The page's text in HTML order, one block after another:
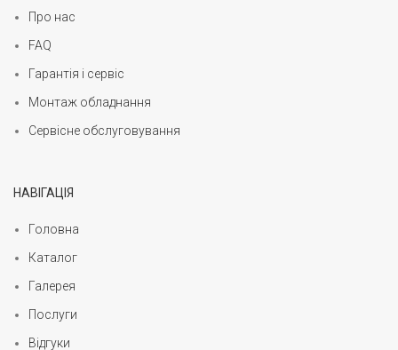
Про нас
FAQ
Гарантія і сервіс
Монтаж обладнання
Сервісне обслуговування
НАВІГАЦІЯ
Головна
Каталог
Галерея
Послуги
Відгуки